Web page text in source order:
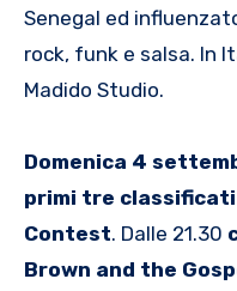
Senegal ed
rock, funk e salsa. In
Madido Studio.
Domenica 4
primi tre
Contest. Dalle 21.30
Brown and the